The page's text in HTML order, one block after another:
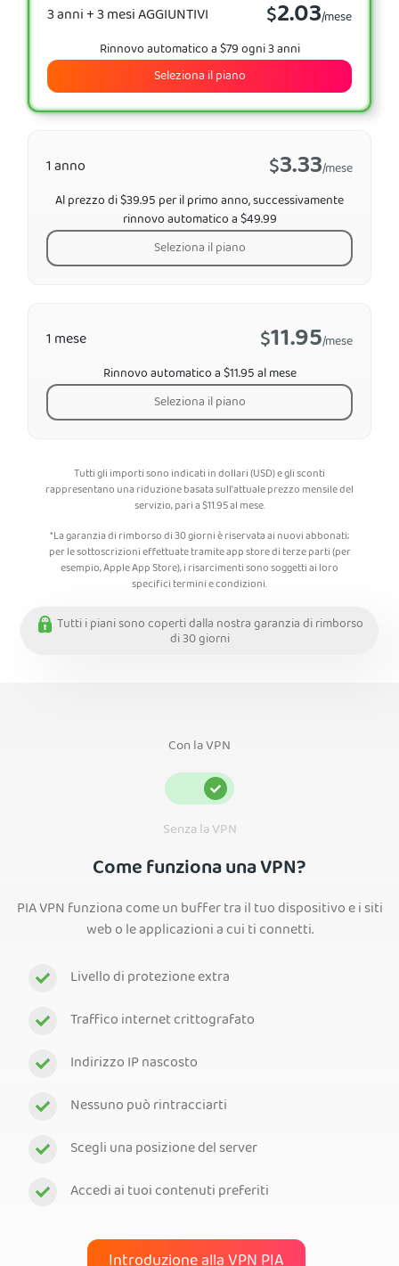
1 mese $11.95/mese
Rinnovo automatico a $11.95 al mese
Seleziona il piano
3 anni + 3 mesi AGGIUNTIVI $2.03/mese
Rinnovo automatico a $79 ogni 3 anni
Seleziona il piano
1 anno $3.33/mese
Al prezzo di $39.95 per il primo anno, successivamente
rinnovo automatico a $49.99
Seleziona il piano
Tutti gli importi sono indicati in dollari (USD) e gli sconti
rappresentano una riduzione basata sull'attuale prezzo mensile del
servizio, pari a$11.95al mese.
*La garanzia di rimborso di 30 giorni è riservata ai nuovi abbonati;
per le sottoscrizioni effettuate tramite app store di terze parti (per
esempio, Apple App Store), i risarcimenti sono soggetti ai loro
specifici termini e condizioni.
Tutti i piani sono coperti dalla nostra garanzia di rimborso
di 30 giorni
Come funziona una VPN?
PIA VPN funziona come un buffer tra il tuo dispositivo e i siti
web o le applicazioni a cui ti connetti.
Livello di protezione extra
Traffico internet crittografato
Indirizzo IP nascosto
Nessuno può rintracciarti
Scegli una posizione del server
Accedi ai tuoi contenuti preferiti
Senza la VPN
Con la VPN